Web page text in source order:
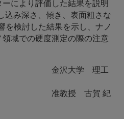
により評価した結果を説明
込み深さ、傾き、表面粗さな
を検討した結果を示し、ナノ
域での硬度測定の際の注意
学 理工
古賀 紀